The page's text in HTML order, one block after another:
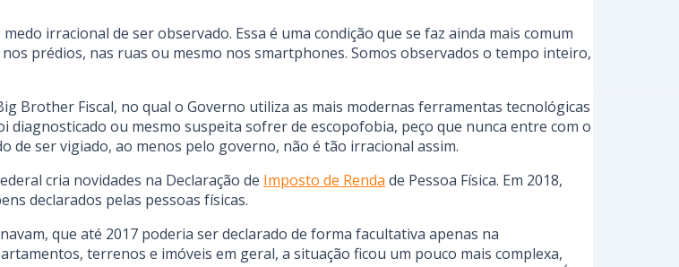
irracional de ser observado. Essa é uma condição que se faz ainda mais comum
prédios, nas ruas ou mesmo nos smartphones. Somos observados o tempo inteiro,
Brother Fiscal, no qual o Governo utiliza as mais modernas ferramentas tecnológicas
ou mesmo suspeita sofrer de escopofobia, peço que nunca entre com o
de ser vigiado, ao menos pelo governo, não é tão irracional assim.
cria novidades na Declaração de Imposto de Renda de Pessoa Física. Em 2018,
declarados pelas pessoas físicas.
que até 2017 poderia ser declarado de forma facultativa apenas na
terrenos e imóveis em geral, a situação ficou um pouco mais complexa,